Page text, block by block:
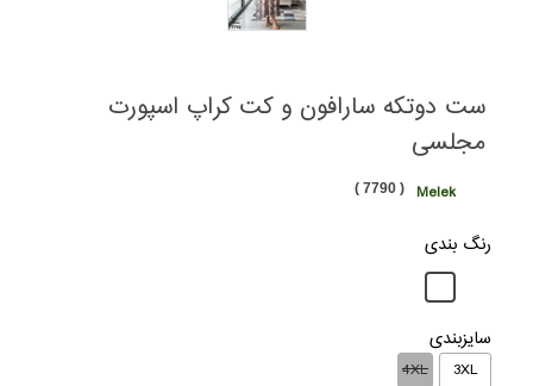
ست دوتکه سارافون و کت کراپ اسپورت
مجلسی
Melek
( 7790 )
رنگ بندی
سایزبندی
3XL
4XL